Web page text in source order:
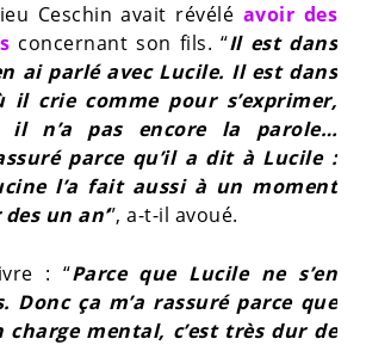
Ceschin avait révélé avoir des
concernant son fils. “Il est dans
ai parlé avec Lucile. Il est dans
il crie comme pour s’exprimer,
il n’a pas encore la parole…
parce qu’il a dit à Lucile :
l’a fait aussi à un moment
un an’”, a-t-il avoué.
: “Parce que Lucile ne s’en
Donc ça m’a rassuré parce que
charge mental, c’est très dur de